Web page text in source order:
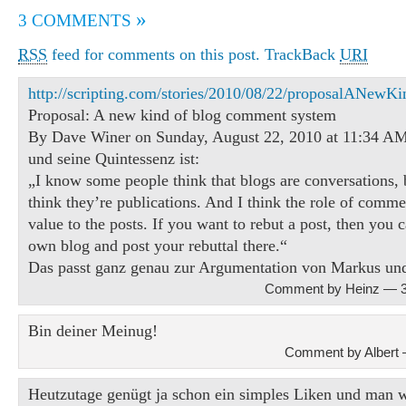
3 COMMENTS »
RSS feed for comments on this post. TrackBack URI
http://scripting.com/stories/2010/08/22/
Proposal: A new kind of blog comment system
By Dave Winer on Sunday, August 22, 2010 at 11:34
und seine Quintessenz ist:
„I know some people think that blogs are conversations,
think they’re publications. And I think the role of
value to the posts. If you want to rebut a post, then you
own blog and post your rebuttal there.“
Das passt ganz genau zur Argumentation von Markus
Comment by Heinz —
Bin deiner Meinug!
Comment by
Heutzutage genügt ja schon ein simples Liken und man